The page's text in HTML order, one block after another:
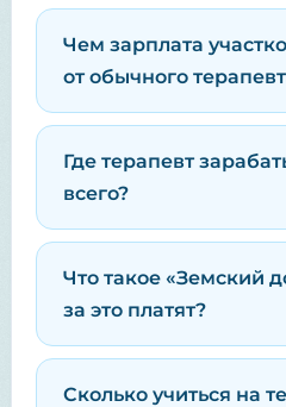
Чем зарплата
от обычного
Где терапевт
всего?
Что такое «Земский
за это платят?
Сколько учиться на